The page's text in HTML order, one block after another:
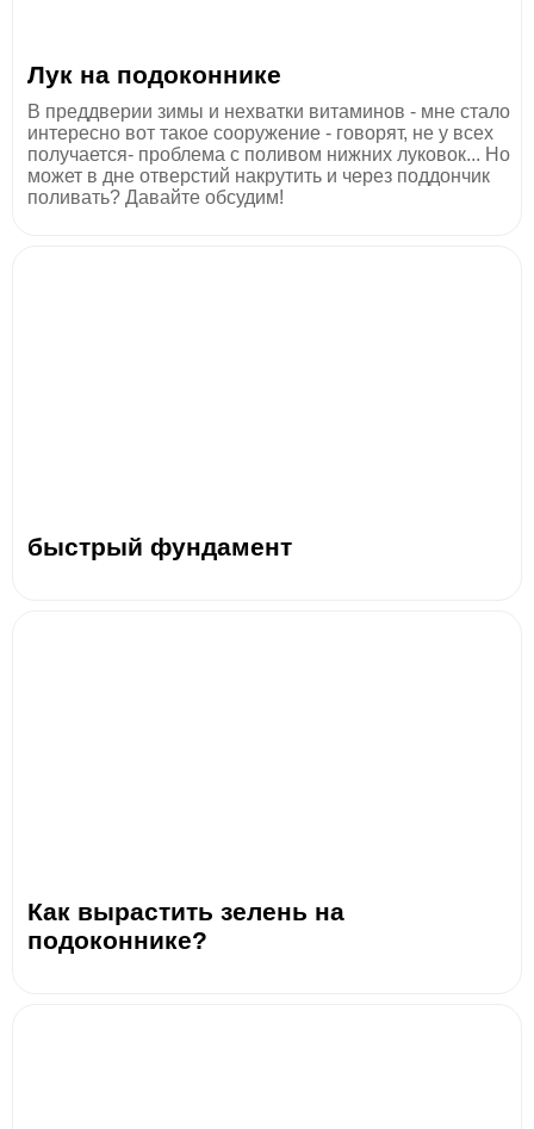
Лук на подоконнике
В преддверии зимы и нехватки витаминов - мне стало
интересно вот такое сооружение - говорят, не у всех
получается- проблема с поливом нижних луковок... Но
может в дне отверстий накрутить и через поддончик
поливать? Давайте обсудим!
быстрый фундамент
Как вырастить зелень на
подоконнике?